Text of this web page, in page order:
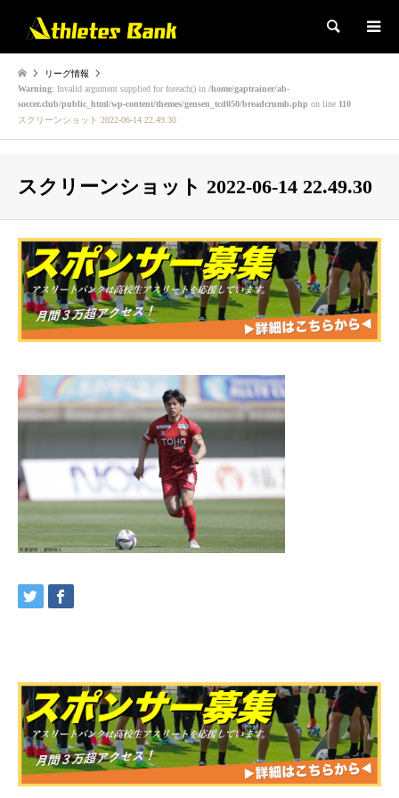
検索
リーグ情報
Warning: Invalid argument supplied for foreach() in /home/gaptrainer/ab-
soccer.club/public_html/wp-content/themes/gensen_tcd050/breadcrumb.php on line 110
スクリーンショット 2022-06-14 22.49.30
スクリーンショット 2022-06-14 22.49.30